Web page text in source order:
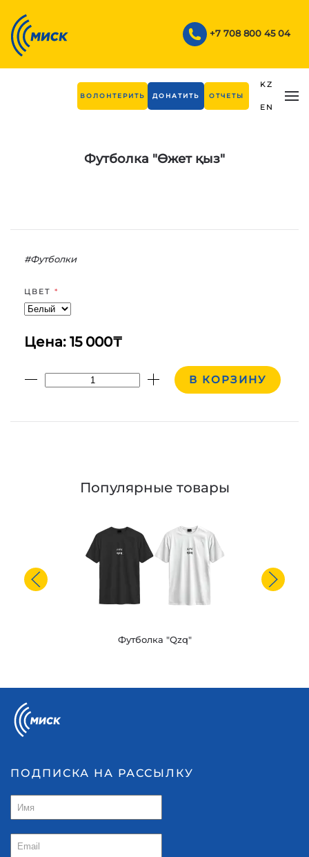
Skip to main content +7 708 800 45 04
ВОЛОНТЕРИТЬ ДОНАТИТЬ ОТЧЕТЫ
KZ
EN
Футболка "Өжет қыз"
#Футболки
ЦВЕТ *
Цена: 15 000₸
В КОРЗИНУ
Популярные товары
Футболка "Qzq"
ПОДПИСКА НА РАССЫЛКУ